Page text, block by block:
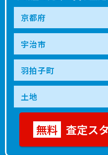
査定ス